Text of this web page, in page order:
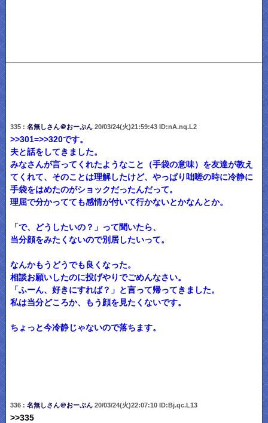
335 : 名無しさん＠おーぷん20/03/24(火)21:59:43 ID:nA.nq.L2
>>301=>>320です。
夫と話をしてきました。
みなさんが言ってくれたようなこと（手袋の意味）を友達が教え
てくれて、そのことは理解したけど、やっぱり咄嗟の時に冷静に
手袋をはめたのがショックだったんだって。
理屈で分かってても感情が付いて行かないとかなんとか。
「で、どうしたいの？」って聞いたら、
当分顔をみたくないので別居したいって。
なんかもうどうでも良くなった。
相談お願いしたのに投げやりでごめんなさい。
「ふーん、好きにすれば？」と言って帰ってきました。
私は当分どころか、もう顔を見たくないです。
ちょっと今冷静じゃないので落ちます。
336 : 名無しさん＠おーぷん20/03/24(火)22:07:10 ID:Bj.qc.L13
>>335